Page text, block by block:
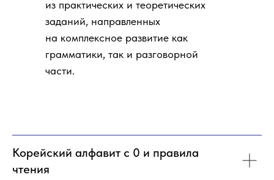
из практических и теоретических
заданий, направленных
на комплексное развитие как
грамматики, так и разговорной
части.
Корейский алфавит с 0 и правила
чтения